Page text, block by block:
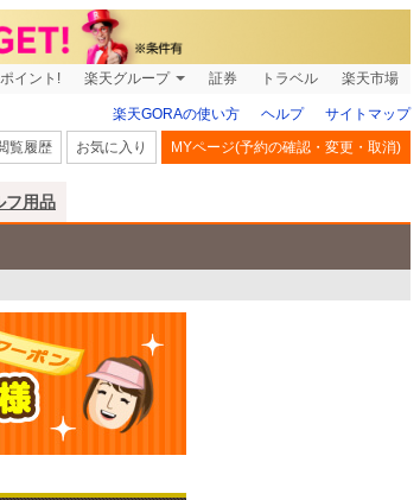
イント! 楽天グループ 証券 トラベル 楽天市場
楽天GORAの使い方 ヘルプ
サイトマップ
覧履歴
お気に入り MYページ(予約の確認・変更・取消)
フ用品